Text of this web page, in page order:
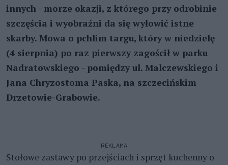
innych - morze okazji, z którego przy odrobinie
szczęścia i wyobraźni da się wyłowić istne
skarby. Mowa o pchlim targu, który w niedzielę
(4 sierpnia) po raz pierwszy zagościł w parku
Nadratowskiego - pomiędzy ul. Malczewskiego i
Jana Chryzostoma Paska, na szczecińskim
Drzetowie-Grabowie.
REKLAMA
Stołowe zastawy po przejściach i sprzęt kuchenny o